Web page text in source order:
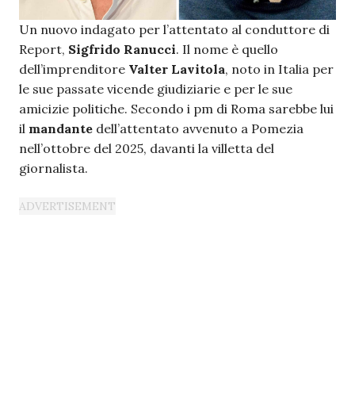
Un nuovo indagato per l’attentato al conduttore di
Report, Sigfrido Ranucci. Il nome è quello
dell’imprenditore Valter Lavitola, noto in Italia per
le sue passate vicende giudiziarie e per le sue
amicizie politiche. Secondo i pm di Roma sarebbe lui
il mandante dell’attentato avvenuto a Pomezia
nell’ottobre del 2025, davanti la villetta del
giornalista.